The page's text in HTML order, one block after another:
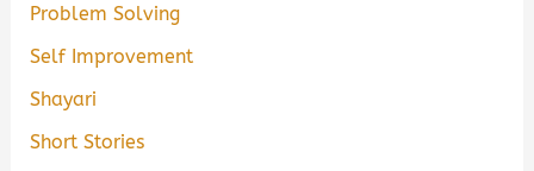
Problem Solving
Self Improvement
Shayari
Short Stories